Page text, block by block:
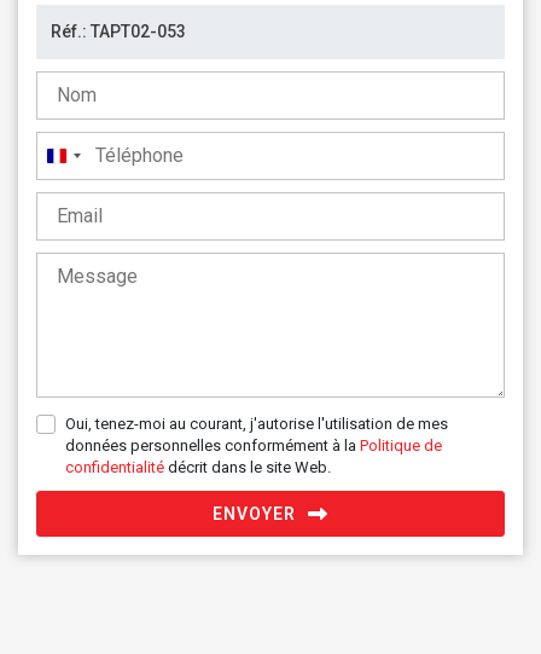
France
+33
Oui, tenez-moi au courant, j'autorise l'utilisation de mes
données personnelles conformément à la Politique de
confidentialité décrit dans le site Web.
ENVOYER